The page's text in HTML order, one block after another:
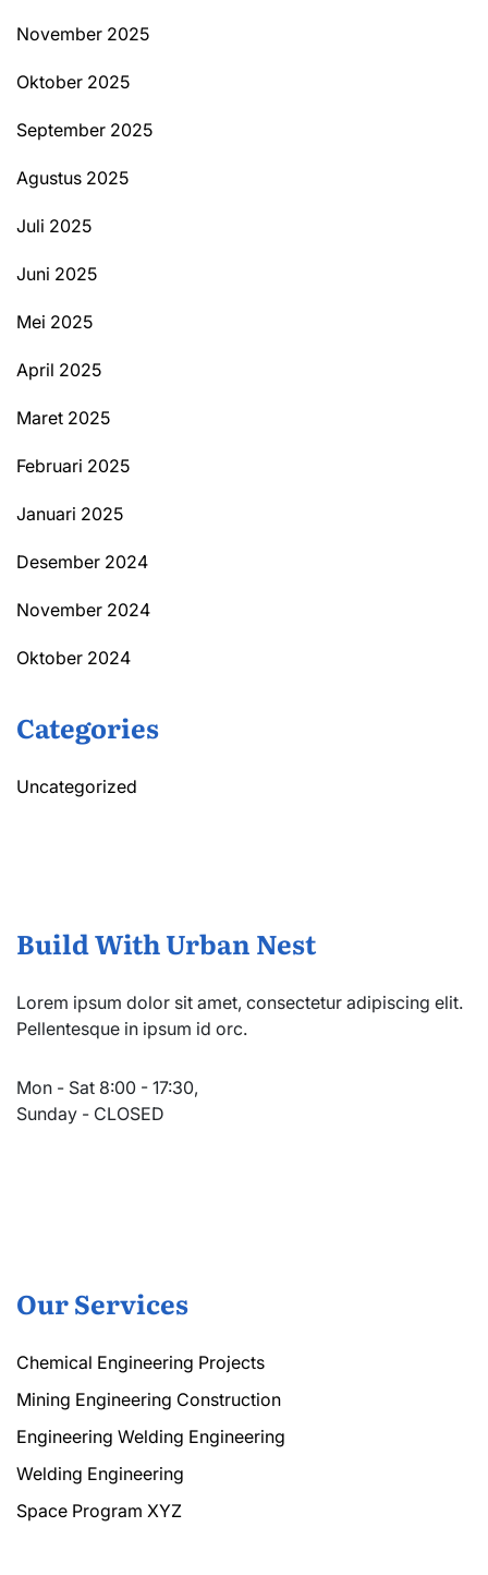
November 2025
Oktober 2025
September 2025
Agustus 2025
Juli 2025
Juni 2025
Mei 2025
April 2025
Maret 2025
Februari 2025
Januari 2025
Desember 2024
November 2024
Oktober 2024
Categories
Uncategorized
Build With Urban Nest
Lorem ipsum dolor sit amet, consectetur adipiscing elit.
Pellentesque in ipsum id orc.
Mon - Sat 8:00 - 17:30,
Sunday - CLOSED
Our Services
Chemical Engineering Projects
Mining Engineering Construction
Engineering Welding Engineering
Welding Engineering
Space Program XYZ